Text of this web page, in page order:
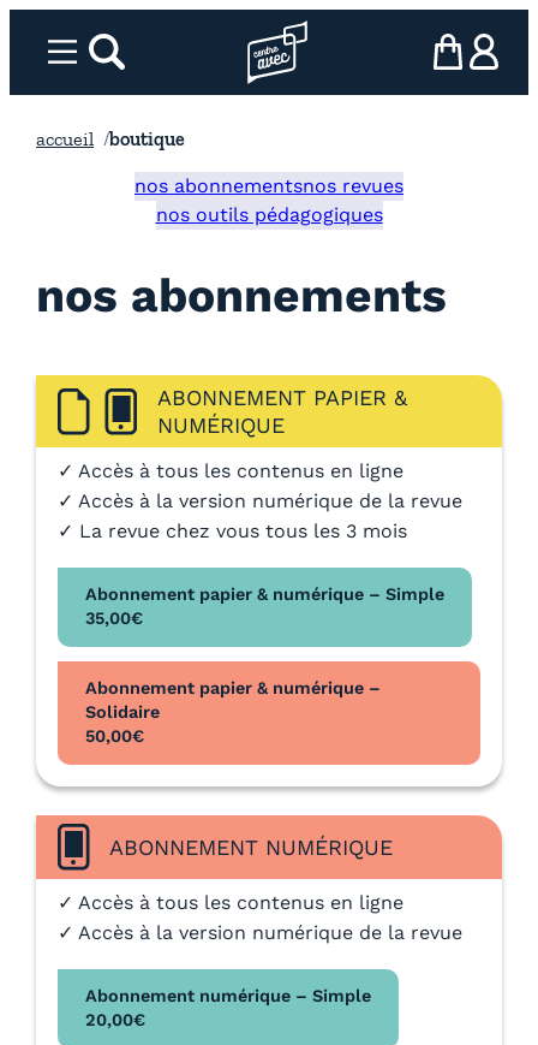
Menurechercher Page d’accueil l’association
mon panier
ma
accueil boutique
nos abonnementsnos revues
nos outils pédagogiques
nos abonnements
ABONNEMENT PAPIER &
NUMÉRIQUE
✓ Accès à tous les contenus en ligne
✓ Accès à la version numérique de la revue
✓ La revue chez vous tous les 3 mois
Abonnement papier & numérique – Simple
35,00€
Abonnement papier & numérique –
Solidaire
50,00€
ABONNEMENT NUMÉRIQUE
✓ Accès à tous les contenus en ligne
✓ Accès à la version numérique de la revue
Abonnement numérique – Simple
20,00€